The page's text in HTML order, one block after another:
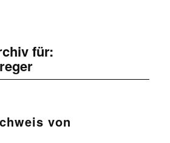
für:
von